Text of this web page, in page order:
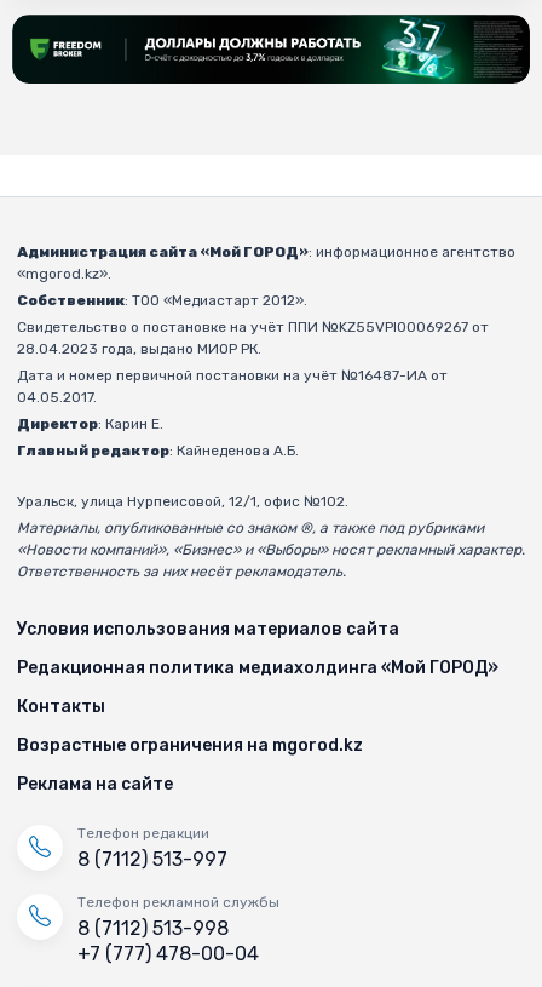
Администрация сайта «Мой ГОРОД»: информационное агентство
«mgorod.kz».
Собственник: ТОО «Медиастарт 2012».
Свидетельство о постановке на учёт ППИ №KZ55VPI00069267 от
28.04.2023 года, выдано МИОР РК.
Дата и номер первичной постановки на учёт №16487-ИА от
04.05.2017.
Директор: Карин Е.
Главный редактор: Кайнеденова А.Б.
Уральск, улица Нурпеисовой, 12/1, офис №102.
Материалы, опубликованные со знаком ®, а также под рубриками
«Новости компаний», «Бизнес» и «Выборы» носят рекламный характер.
Ответственность за них несёт рекламодатель.
Условия использования материалов сайта
Редакционная политика медиахолдинга «Мой ГОРОД»
Контакты
Возрастные ограничения на mgorod.kz
Реклама на сайте
Телефон редакции
8 (7112) 513-997
Телефон рекламной службы
8 (7112) 513-998
+7 (777) 478-00-04